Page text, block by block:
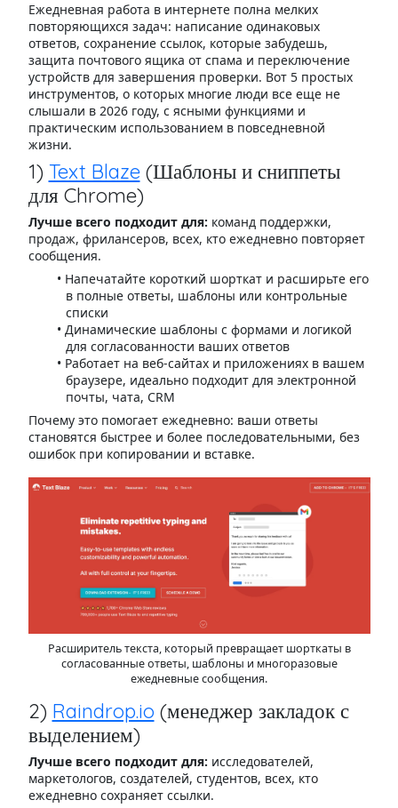
Ежедневная работа в интернете полна мелких
повторяющихся задач: написание одинаковых
ответов, сохранение ссылок, которые забудешь,
защита почтового ящика от спама и переключение
устройств для завершения проверки. Вот 5 простых
инструментов, о которых многие люди все еще не
слышали в 2026 году, с ясными функциями и
практическим использованием в повседневной
жизни.
1) Text Blaze(Шаблоны и сниппеты
для Chrome)
Лучше всего подходит для: команд поддержки,
продаж, фрилансеров, всех, кто ежедневно повторяет
сообщения.
Напечатайте короткий шорткат и расширьте его
в полные ответы, шаблоны или контрольные
списки
Динамические шаблоны с формами и логикой
для согласованности ваших ответов
Работает на веб-сайтах и приложениях в вашем
браузере, идеально подходит для электронной
почты, чата, CRM
Почему это помогает ежедневно: ваши ответы
становятся быстрее и более последовательными, без
ошибок при копировании и вставке.
Расширитель текста, который превращает шорткаты в
согласованные ответы, шаблоны и многоразовые
ежедневные сообщения.
2) Raindrop.io (менеджер закладок с
выделением)
Лучше всего подходит для: исследователей,
маркетологов, создателей, студентов, всех, кто
ежедневно сохраняет ссылки.